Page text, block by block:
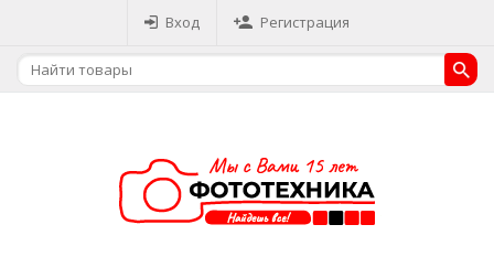
Вход Регистрация